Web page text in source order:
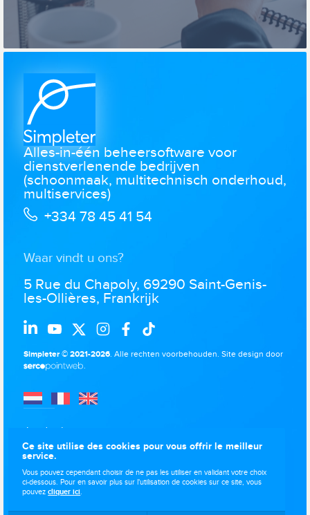
Alles-in-één beheersoftware voor
dienstverlenende bedrijven
(schoonmaak, multitechnisch onderhoud,
multiservices)
+334 78 45 41 54
Waar vindt u ons?
5 Rue du Chapoly, 69290 Saint-Genis-
les-Ollières, Frankrijk
Simpleter © 2021-2026. Alle rechten voorbehouden. Site design door
Juridische
kennisgevingen
Gegevensbescherming
Gebruik van cookies
Ce site utilise des cookies pour vous offrir le meilleur
service.
Vous pouvez cependant choisir de ne pas les utiliser en validant votre choix
ci-dessous. Pour en savoir plus sur l'utilisation de cookies sur ce site, vous
pouvezcliquer ici.